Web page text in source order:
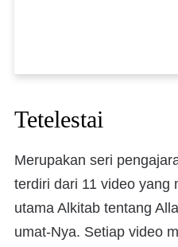
Tetelestai
Merupakan seri
terdiri dari 11 video yang
utama Alkitab tentang
umat-Nya. Setiap video